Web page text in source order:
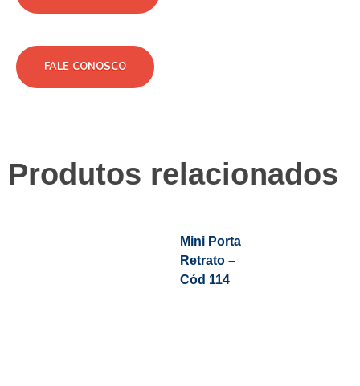
FALE CONOSCO
Produtos relacionados
Mini Porta
Retrato –
Cód 114